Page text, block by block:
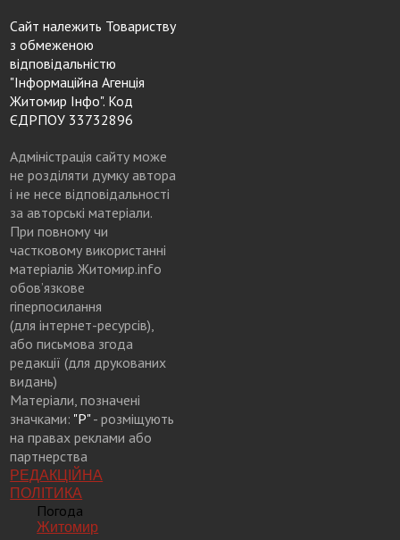
Сайт належить Товариству
з обмеженою
відповідальністю
"Інформаційна Агенція
Житомир Інфо". Код
ЄДРПОУ 33732896
Адміністрація сайту може
не розділяти думку автора
і не несе відповідальності
за авторські матеріали.
При повному чи
частковому використанні
матеріалів Житомир.info
обов’язкове
гіперпосилання
(для інтернет-ресурсів),
або письмова згода
редакції (для друкованих
видань)
Матеріали, позначені
значками: "Р"- розміщують
на правах реклами або
партнерства
РЕДАКЦІЙНА
ПОЛІТИКА
Погода
Житомир